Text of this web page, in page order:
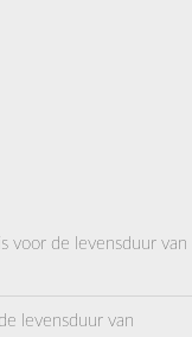
voor de levensduur van
levensduur van